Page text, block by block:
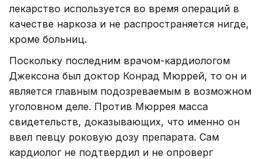
лекарство используется во время операций в
качестве наркоза и не распространяется нигде,
кроме больниц.
Поскольку последним врачом-кардиологом
Джексона был доктор Конрад Мюррей, то он и
является главным подозреваемым в возможном
уголовном деле. Против Мюррея масса
свидетельств, доказывающих, что именно он
ввел певцу роковую дозу препарата. Сам
кардиолог не подтвердил и не опроверг